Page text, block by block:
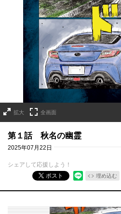
拡大 全画面
第１話 秋名の幽霊
2025年07月22日
シェアして応援しよう！
ポスト
埋め込む